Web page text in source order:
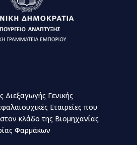
Γενικής
Εταιρείες που
κλάδο της Βιομηχανίας
Φαρμάκων